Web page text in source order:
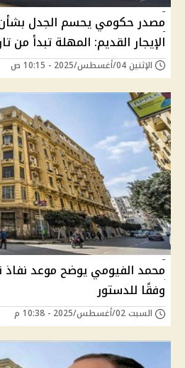
مصدر حكومي يحسم الجدل
الإيجار القديم: المهلة تبدأ من
الإثنين 04/أغسطس/2025 - 10:15 ص
محمد الفيومي يوضح موعد نفاذ
وفقًا للدستور
السبت 02/أغسطس/2025 - 10:38 م